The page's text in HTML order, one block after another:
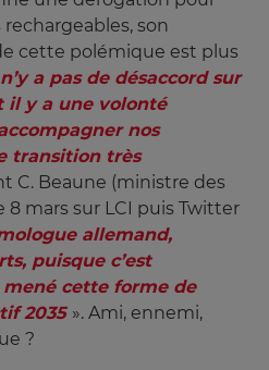
son
cette polémique est plus
a pas de désaccord sur
il y a une volonté
nos
transition très
C. Beaune (ministre des
mars sur LCI puis Twitter
allemand,
puisque c’est
cette forme de
2035 ». Ami, ennemi,
?